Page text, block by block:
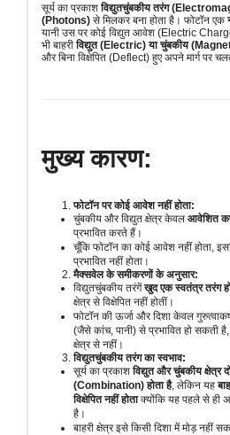
सूर्य का प्रकाशविद्युतचुंबकीय तरंग
(Photons) से मिलकर बना होता है। फोटॉन एक
यानी उस पर कोई विद्युत आवेश (Electric
भी बाहरीविद्युत (Electric) या चुंबकीय
और बिना विक्षेपित (Deflect) हुए अपने मार्ग पर
मुख्य कारण:
फोटॉन पर कोई आवेश नहीं होता:
चुंबकीय और विद्युत क्षेत्र केवल आवेशित
प्रभावित करते हैं।
चूँकि फोटॉन का कोई आवेश नहीं होता,
प्रभावित नहीं होता।
मैक्सवेल के समीकरणों के अनुसार:
विद्युतचुंबकीय तरंगेंखुद एक स्वतंत्र तरंग
क्षेत्र से विक्षेपित नहीं होतीं।
फोटॉन की ऊर्जा और दिशा केवल
(जैसे कांच, पानी) से प्रभावित हो सकती
क्षेत्र से नहीं।
विद्युतचुंबकीय तरंग का स्वभाव:
सूर्य का प्रकाशविद्युत और चुंबकीय क्षेत्र
(Combination) होता है, लेकिन यह
विक्षेपित नहीं होताक्योंकि यह पहले से ही
है।
बाहरी क्षेत्र इसे किसी दिशा में मोड़ नहीं